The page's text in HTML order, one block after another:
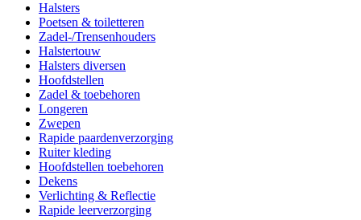
Halsters
Poetsen & toiletteren
Zadel-/Trensenhouders
Halstertouw
Halsters diversen
Hoofdstellen
Zadel & toebehoren
Longeren
Zwepen
Rapide paardenverzorging
Ruiter kleding
Hoofdstellen toebehoren
Dekens
Verlichting & Reflectie
Rapide leerverzorging